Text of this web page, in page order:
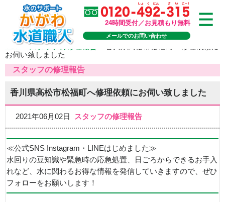
24時間受付／お見積もり無料
メールでのお問い合わせ
TOP>スタッフの修理報告
お伺い致しました
スタッフの修理報告
香川県高松市松福町へ修理依頼にお伺い致しました
2021年06月02日 スタッフの修理報告
≪公式SNS Instagram・LINEはじめました≫
水回りの豆知識や緊急時の応急処置、日ごろからできるお手入
れなど、水に関わるお得な情報を発信していきますので、ぜひ
フォローをお願いします！